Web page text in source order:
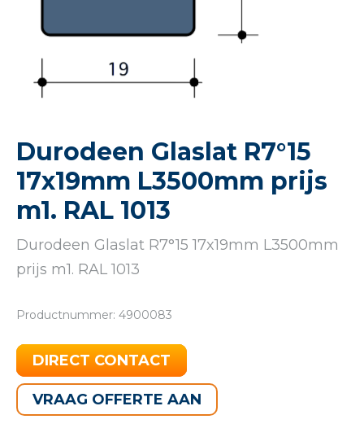
Durodeen Glaslat R7°15
17x19mm L3500mm prijs
m1. RAL 1013
Durodeen Glaslat R7°15 17x19mm L3500mm
prijs m1. RAL 1013
Productnummer: 4900083
DIRECT CONTACT
VRAAG OFFERTE AAN